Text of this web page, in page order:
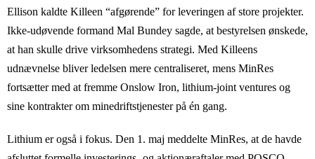
Ellison kaldte Killeen “afgørende” for leveringen af store projekter.
Ikke-udøvende formand Mal Bundey sagde, at bestyrelsen ønskede,
at han skulle drive virksomhedens strategi. Med Killeens
udnævnelse bliver ledelsen mere centraliseret, mens MinRes
fortsætter med at fremme Onslow Iron, lithium-joint ventures og
sine kontrakter om minedriftstjenester på én gang.
Lithium er også i fokus. Den 1. maj meddelte MinRes, at de havde